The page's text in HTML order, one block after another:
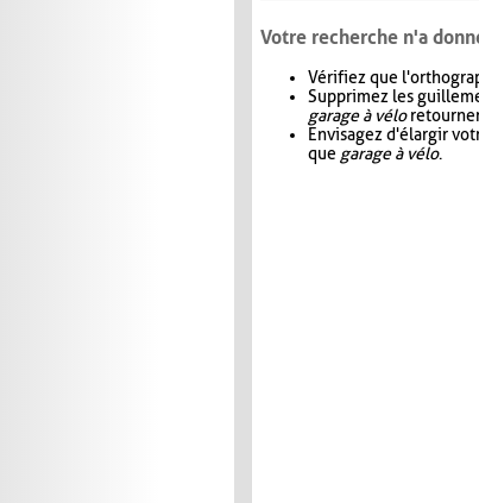
Votre recherche n'a
Vérifiez que
Supprimez les
garage à vélo
Envisagez d'élargir
que garage à vélo.